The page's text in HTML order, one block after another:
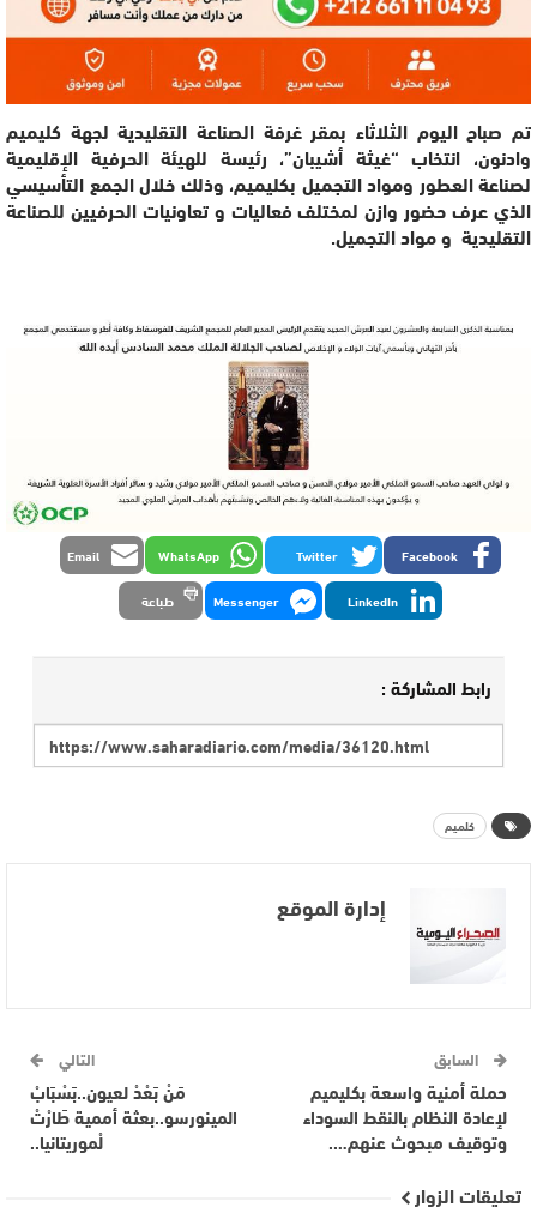
تم صباح اليوم الثلاثاء بمقر غرفة الصناعة التقليدية لجهة كليميم
وادنون، انتخاب “غيثة أشيبان”، رئيسة للهيئة الحرفية الإقليمية
لصناعة العطور ومواد التجميل بكليميم، وذلك خلال الجمع التأسيسي
الذي عرف حضور وازن لمختلف فعاليات و تعاونيات الحرفيين للصناعة
التقليدية و مواد التجميل.
Facebook
Twitter
WhatsApp
Email
LinkedIn
Messenger طباعة
رابط المشاركة :
كلميم
إدارة الموقع
السابق
حملة أمنية واسعة بكليميم
لإعادة النظام بالنقط السوداء
وتوقيف مبحوث عنهم….
التالي
مَنْ بَعْدْ لعيون..بَسْبَابْ
المينورسو..بعثة أممية طَارْتْ
لْموريتانيا..
تعليقات الزوار